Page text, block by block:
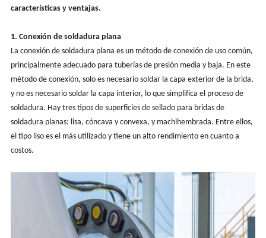
características y ventajas.
1. Conexión de soldadura plana
La conexión de soldadura plana es un método de conexión de uso común,
principalmente adecuado para tuberías de presión media y baja. En este
método de conexión, solo es necesario soldar la capa exterior de la brida,
y no es necesario soldar la capa interior, lo que simplifica el proceso de
soldadura. Hay tres tipos de superficies de sellado para bridas de
soldadura planas: lisa, cóncava y convexa, y machihembrada. Entre ellos,
el tipo liso es el más utilizado y tiene un alto rendimiento en cuanto a
costos.